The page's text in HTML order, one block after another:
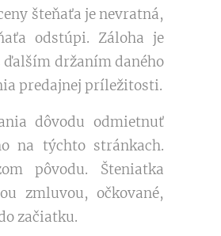
šteňaťa je nevratná,
odstúpi. Záloha je
držaním daného
predajnej príležitosti.
dôvodu odmietnuť
na týchto stránkach.
pôvodu. Šteniatka
zmluvou, očkované,
začiatku.